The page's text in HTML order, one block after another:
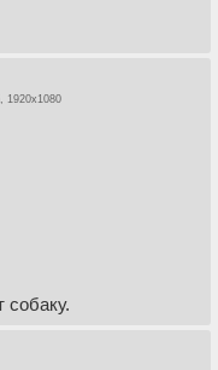
1920x1080
собаку.